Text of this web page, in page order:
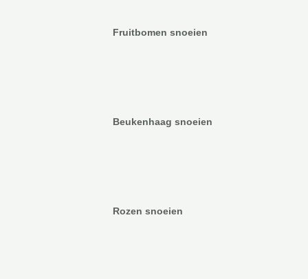
Fruitbomen snoeien
Beukenhaag snoeien
Rozen snoeien